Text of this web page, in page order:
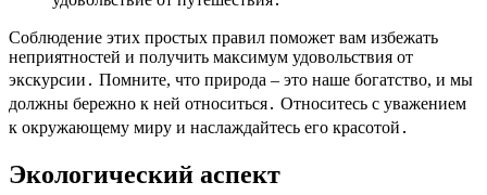
Соблюдение этих простых правил поможет вам избежать
неприятностей и получить максимум удовольствия от
экскурсии․ Помните, что природа – это наше богатство, и мы
должны бережно к ней относиться․ Относитесь с уважением
к окружающему миру и наслаждайтесь его красотой․
Экологический аспект